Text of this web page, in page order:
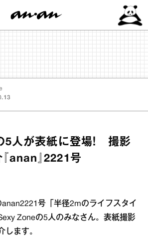
人が表紙に登場！ 撮影
anan』2221号
号「半径2mのライフスタイ
Zoneの5人のみなさん。表紙撮影
します。